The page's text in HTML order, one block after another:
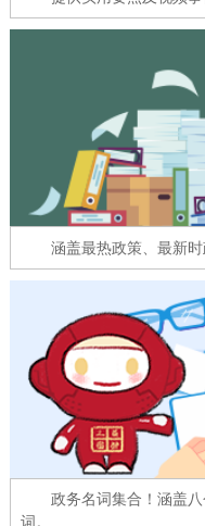
绿色北京
多语种
ENGLISH
DEUTSCH
ESPAÑOL
ITALIANO
涵盖最热政策、最新时
政务名词集合！涵盖八
词。